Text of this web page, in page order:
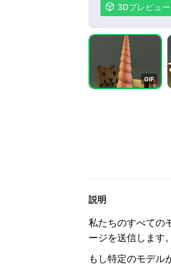
 3Dプレビュー
GIF
説明
私たちのすべての
ージを送信します。
もし特定のモデル